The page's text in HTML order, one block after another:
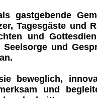
gastgebende
Tagesgäste und
und
Seelsorge und
beweglich,
und